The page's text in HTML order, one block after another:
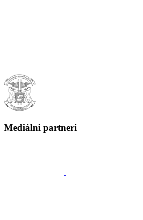
Mediálni partneri